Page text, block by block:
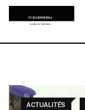
Skip
ACTUALITÉS